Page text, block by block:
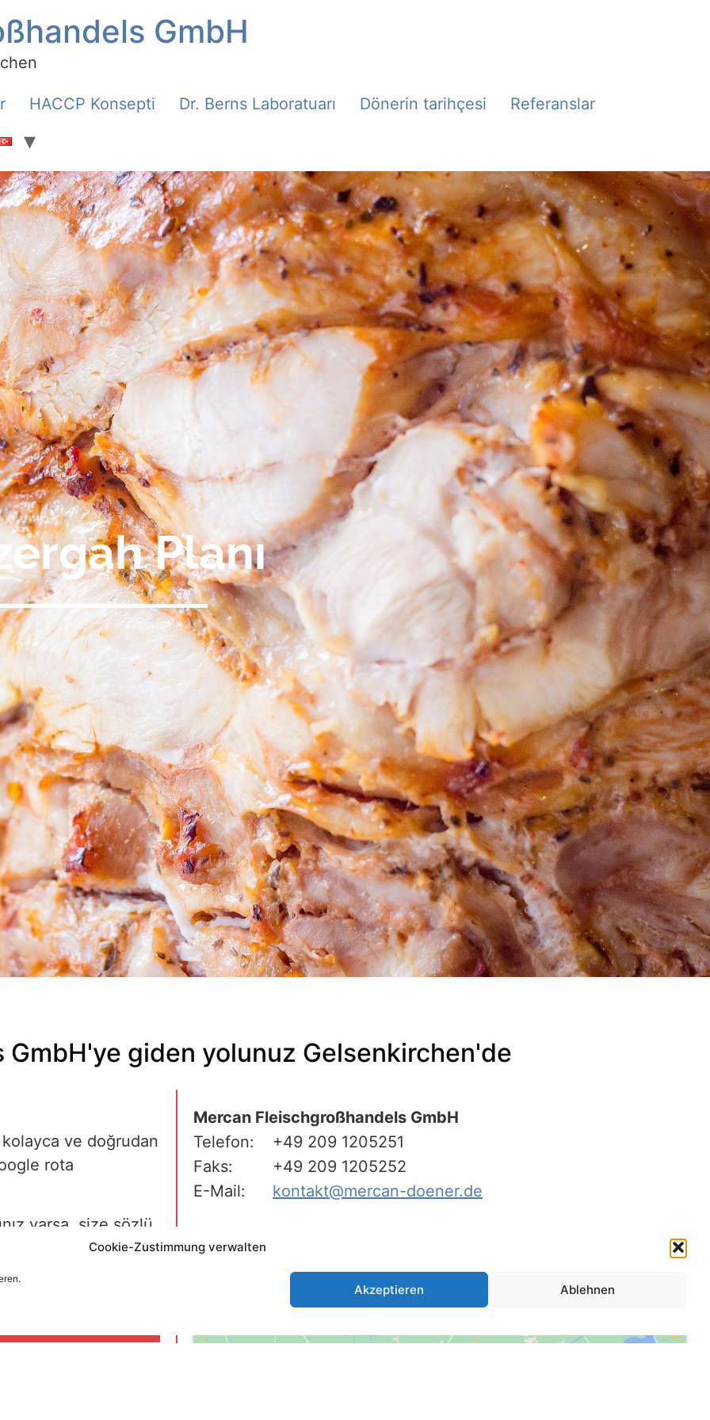
Cookie-Zustimmung verwalten
Akzeptieren Ablehnen
GmbH
HACCP Konsepti Dr. Berns Laboratuarı Dönerin tarihçesi Referanslar
Planı
giden yolunuz Gelsenkirchen'de
kolayca ve doğrudan
rota
varsa, size sözlü
duyarız.
Mercan Fleischgroßhandels GmbH
Telefon:
+49 209 1205251
Faks:
+49 209 1205252
E-Mail:
kontakt@mercan-doener.de